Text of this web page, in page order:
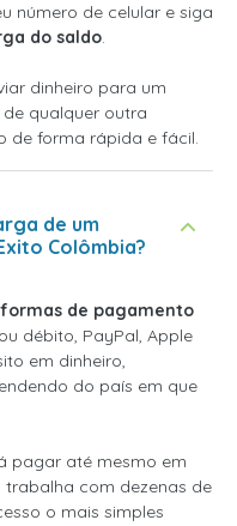
número de celular e siga
do saldo.
dinheiro para um
qualquer outra
de forma rápida e fácil.
de um
Colômbia?
formas de pagamento
débito, PayPal, Apple
em dinheiro,
do país em que
pagar até mesmo em
com dezenas de
o mais simples